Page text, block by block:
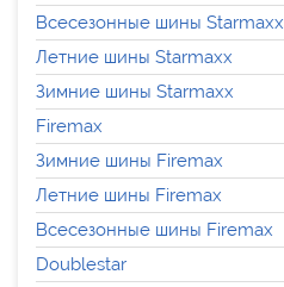
Всесезонные шины Starmaxx
Летние шины Starmaxx
Зимние шины Starmaxx
Firemax
Зимние шины Firemax
Летние шины Firemax
Всесезонные шины Firemax
Doublestar